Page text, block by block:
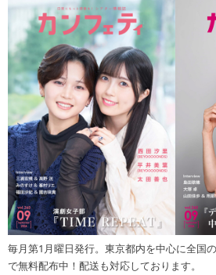
毎月第1月曜日発行。東京都内を中心に全国
で無料配布中！配送も対応しております。